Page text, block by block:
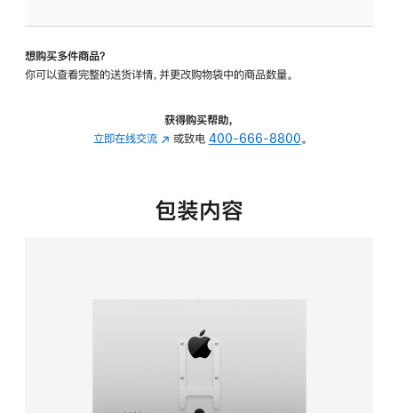
转
的
想购买多件商品？
你可以查看完整的送货详情，并更改购物袋中的商品数量。
获得购买帮助，
立即在线交流 (在
中
或致电 400-666-8800。
包装内容